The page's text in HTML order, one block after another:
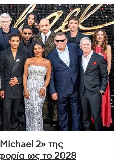
2» της
ως το 2028